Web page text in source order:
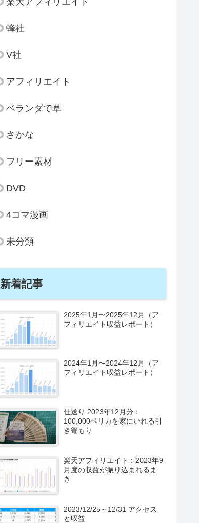
蜂社
V社
アフィリエイト
ベランダで草
さかな
フリー素材
DVD
4コマ漫画
未分類
新着記事
2025年1月〜2025年12月（ア
フィリエイト収益レポート）
2024年1月〜2024年12月（ア
フィリエイト収益レポート）
仕送り 2023年12月分：
100,000ペリカを家にいれる引
き篭もり
楽天アフィリエイト：2023年9
月度の収益が振り込まれるま
き
2023/12/25～12/31 アクセス
と収益